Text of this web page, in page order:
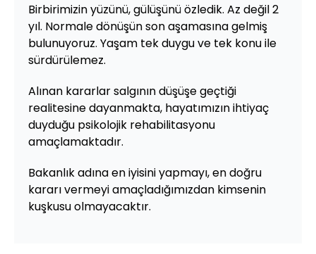
Birbirimizin yüzünü, gülüşünü özledik. Az değil 2
yıl. Normale dönüşün son aşamasına gelmiş
bulunuyoruz. Yaşam tek duygu ve tek konu ile
sürdürülemez.
Alınan kararlar salgının düşüşe geçtiği
realitesine dayanmakta, hayatımızın ihtiyaç
duyduğu psikolojik rehabilitasyonu
amaçlamaktadır.
Bakanlık adına en iyisini yapmayı, en doğru
kararı vermeyi amaçladığımızdan kimsenin
kuşkusu olmayacaktır.